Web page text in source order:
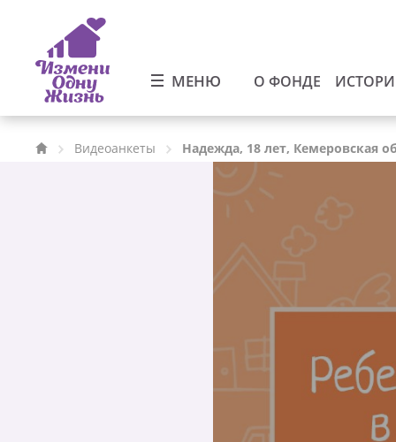
МЕНЮ О ФОНДЕ
Видеоанкеты Надежда, 18 лет, Кемеровская